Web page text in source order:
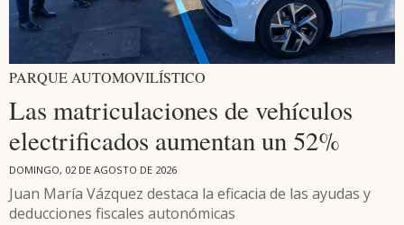
PARQUE AUTOMOVILÍSTICO
Las matriculaciones de vehículos
electrificados aumentan un 52%
DOMINGO, 02 DE AGOSTO DE 2026
Juan María Vázquez destaca la eficacia de las ayudas y
deducciones fiscales autonómicas